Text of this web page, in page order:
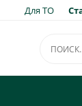
Для ТО
Патриот